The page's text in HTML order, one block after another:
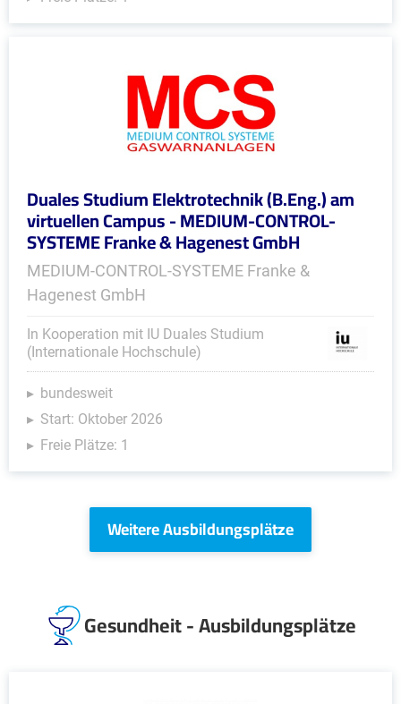
Duales Studium Elektrotechnik (B.Eng.) am
virtuellen Campus - MEDIUM-CONTROL-
SYSTEME Franke & Hagenest GmbH
MEDIUM-CONTROL-SYSTEME Franke &
Hagenest GmbH
In Kooperation mit IU Duales Studium
(Internationale Hochschule)
bundesweit
Start: Oktober 2026
Freie Plätze: 1
Weitere Ausbildungsplätze
Gesundheit - Ausbildungsplätze